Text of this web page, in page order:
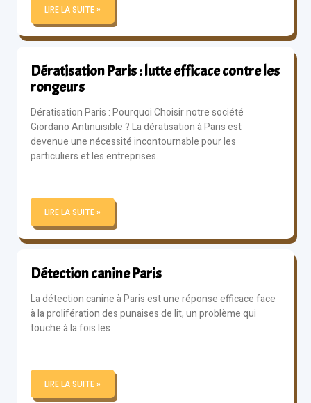
LIRE LA SUITE »
Dératisation Paris : lutte efficace contre les
rongeurs
Dératisation Paris : Pourquoi Choisir notre société
Giordano Antinuisible ? La dératisation à Paris est
devenue une nécessité incontournable pour les
particuliers et les entreprises.
LIRE LA SUITE »
Détection canine Paris
La détection canine à Paris est une réponse efficace face
à la prolifération des punaises de lit, un problème qui
touche à la fois les
LIRE LA SUITE »